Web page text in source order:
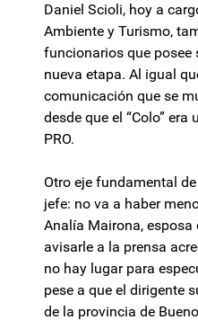
Daniel Scioli, hoy a
Ambiente y Turismo,
funcionarios que posee
nueva etapa. Al igual
comunicación que se
desde que el “Colo” era
PRO.
Otro eje fundamental
jefe: no va a haber
Analía Mairona, esposa
avisarle a la prensa
no hay lugar para
pese a que el dirigente
de la provincia de